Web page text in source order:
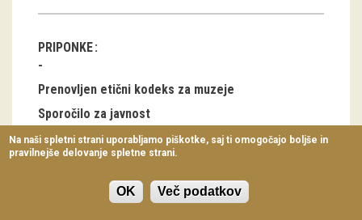
dogodki
Koledar dogodkov
Prireditve
Predavanja
Delavnice
Vodeni ogledi
PRIPONKE
Prenovljen etični kodeks za muzeje
Sporočilo za javnost
Sprejet prenovljen
Na naši spletni strani uporabljamo piškotke, saj ti omogočajo boljše in
pravilnejše delovanje spletne strani.
OK Več podatkov